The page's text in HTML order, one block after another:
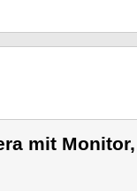
mit